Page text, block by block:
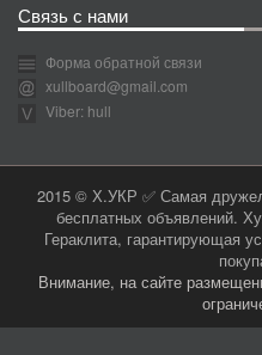
Связь с нами
Форма обратной связи
xullboard@gmail.com
Viber: hull
2015 © Х.УКР ✅ Самая
бесплатных объявлений.
Гераклита, гарантирующая
Внимание, на сайте